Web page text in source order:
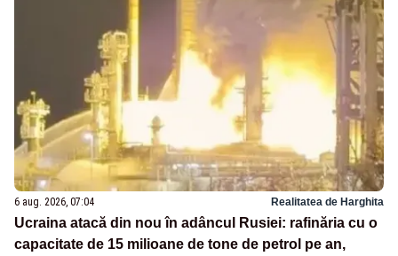
6 aug. 2026, 07:04 Realitatea de Harghita
Ucraina atacă din nou în adâncul Rusiei: rafinăria cu o
capacitate de 15 milioane de tone de petrol pe an,